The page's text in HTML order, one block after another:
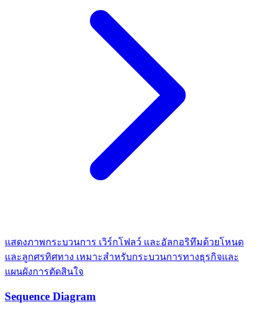
แสดงภาพกระบวนการ เวิร์กโฟลว์ และอัลกอริทึมด้วยโหนด
และลูกศรทิศทาง เหมาะสำหรับกระบวนการทางธุรกิจและ
แผนผังการตัดสินใจ
Sequence Diagram